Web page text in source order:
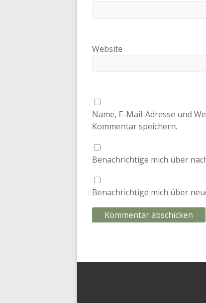
Website
Name, E-Mail-Adresse und
Kommentar speichern.
Benachrichtige mich über
Benachrichtige mich über